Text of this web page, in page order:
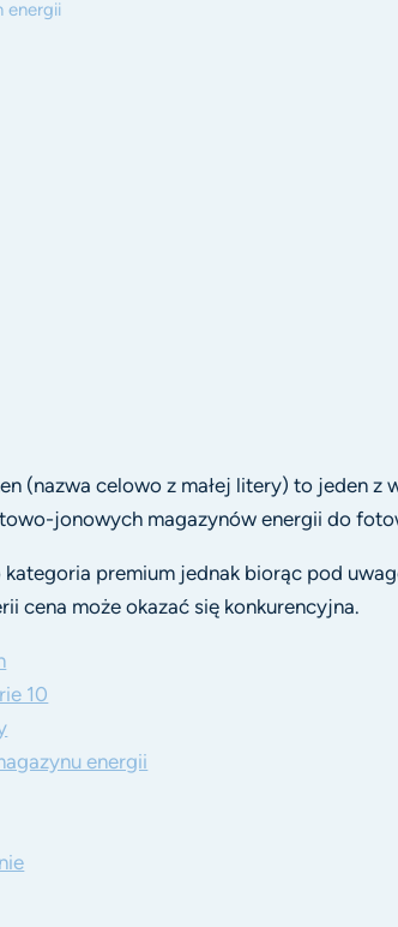
(nazwa celowo z małej litery) to jeden z
jonowych magazynów energii do
premium jednak biorąc pod
cena może okazać się konkurencyjna.
10
energii